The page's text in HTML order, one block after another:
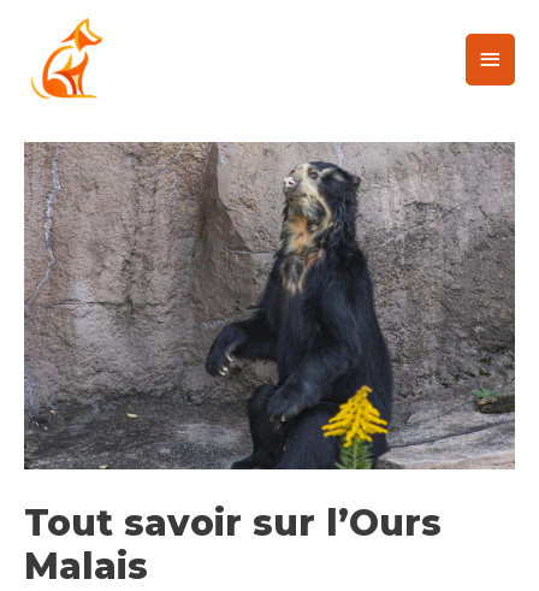
Tout savoir sur l’Ours
Malais